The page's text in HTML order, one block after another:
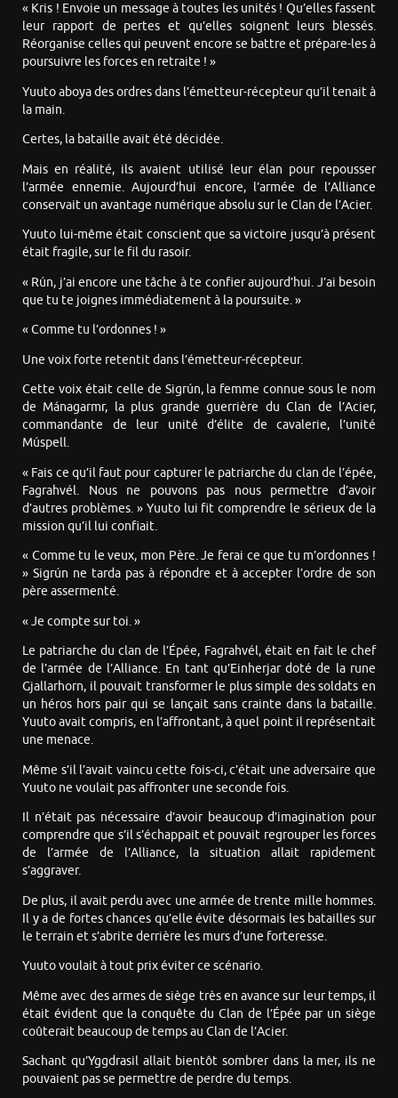
« Kris ! Envoie un message à toutes les unités ! Qu’elles fassent
leur rapport de pertes et qu’elles soignent leurs blessés.
Réorganise celles qui peuvent encore se battre et prépare-les à
poursuivre les forces en retraite ! »
Yuuto aboya des ordres dans l’émetteur-récepteur qu’il tenait à
la main.
Certes, la bataille avait été décidée.
Mais en réalité, ils avaient utilisé leur élan pour repousser
l’armée ennemie. Aujourd’hui encore, l’armée de l’Alliance
conservait un avantage numérique absolu sur le Clan de l’Acier.
Yuuto lui-même était conscient que sa victoire jusqu’à présent
était fragile, sur le fil du rasoir.
« Rún, j’ai encore une tâche à te confier aujourd’hui. J’ai besoin
que tu te joignes immédiatement à la poursuite. »
« Comme tu l’ordonnes ! »
Une voix forte retentit dans l’émetteur-récepteur.
Cette voix était celle de Sigrún, la femme connue sous le nom
de Mánagarmr, la plus grande guerrière du Clan de l’Acier,
commandante de leur unité d’élite de cavalerie, l’unité
Múspell.
« Fais ce qu’il faut pour capturer le patriarche du clan de l’épée,
Fagrahvél. Nous ne pouvons pas nous permettre d’avoir
d’autres problèmes. » Yuuto lui fit comprendre le sérieux de la
mission qu’il lui confiait.
« Comme tu le veux, mon Père. Je ferai ce que tu m’ordonnes !
» Sigrún ne tarda pas à répondre et à accepter l’ordre de son
père assermenté.
« Je compte sur toi. »
Le patriarche du clan de l’Épée, Fagrahvél, était en fait le chef
de l’armée de l’Alliance. En tant qu’Einherjar doté de la rune
Gjallarhorn, il pouvait transformer le plus simple des soldats en
un héros hors pair qui se lançait sans crainte dans la bataille.
Yuuto avait compris, en l’affrontant, à quel point il représentait
une menace.
Même s’il l’avait vaincu cette fois-ci, c’était une adversaire que
Yuuto ne voulait pas affronter une seconde fois.
Il n’était pas nécessaire d’avoir beaucoup d’imagination pour
comprendre que s’il s’échappait et pouvait regrouper les forces
de l’armée de l’Alliance, la situation allait rapidement
s’aggraver.
De plus, il avait perdu avec une armée de trente mille hommes.
Il y a de fortes chances qu’elle évite désormais les batailles sur
le terrain et s’abrite derrière les murs d’une forteresse.
Yuuto voulait à tout prix éviter ce scénario.
Même avec des armes de siège très en avance sur leur temps, il
était évident que la conquête du Clan de l’Épée par un siège
coûterait beaucoup de temps au Clan de l’Acier.
Sachant qu’Yggdrasil allait bientôt sombrer dans la mer, ils ne
pouvaient pas se permettre de perdre du temps.